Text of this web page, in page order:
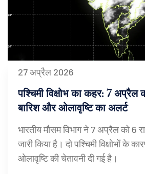
27 अप्रैल 2026
पश्चिमी विक्षोभ का कहर: 7 अप्रैल
बारिश और ओलावृष्टि का अलर्ट
भारतीय मौसम विभाग ने 7 अप्रैल को 6
जारी किया है। दो पश्चिमी विक्षोभों के
ओलावृष्टि की चेतावनी दी गई है।